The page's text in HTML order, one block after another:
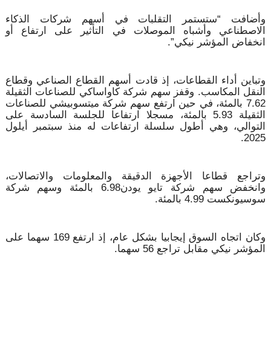
وأضافت “ستستمر التقلبات في أسهم شركات الذكاء
الاصطناعي وأشباه الموصلات في التأثير على ارتفاع أو
انخفاض المؤشر نيكي”.
وتباين أداء القطاعات، إذ قادت أسهم القطاع الصناعي وقطاع
النقل المكاسب. وقفز سهم شركة كاواساكي للصناعات الثقيلة
7.62 بالمئة، في حين ارتفع سهم شركة ميتسوبيشي للصناعات
الثقيلة 5.93 بالمئة، مسجلا ارتفاعا للجلسة السادسة على
التوالي، وهي أطول سلسلة ارتفاعات له منذ سبتمبر أيلول
2025.
وتراجع قطاعا الأجهزة الدقيقة والمعلومات والاتصالات،
وانخفض سهم شركة تايو يودن6.98 بالمئة وسهم شركة
سوسيونكست 4.99 بالمئة.
وكان اتجاه السوق إيجابيا بشكل عام، إذ ارتفع 169 سهما على
المؤشر نيكي مقابل تراجع 56 سهما.